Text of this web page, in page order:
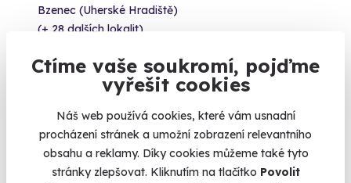
Ctíme vaše soukromí, pojďme
vyřešit cookies
Náš web používá cookies, které vám usnadní
procházení stránek a umožní zobrazení relevantního
obsahu a reklamy. Díky cookies můžeme také tyto
stránky zlepšovat. Kliknutím na tlačítko Povolit
Bzenec (Uherské Hradiště)
(+ 28 dalších lokalit)
3 999 Kč
Volný termín už 14. 08. 2026